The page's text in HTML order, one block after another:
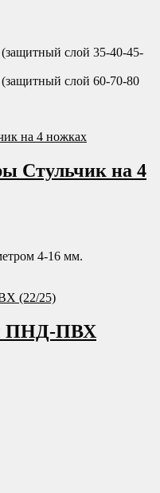
слой 35-40-45-
слой 60-70-80
Стульчик на 4
4-16 мм.
ПНД-ПВХ